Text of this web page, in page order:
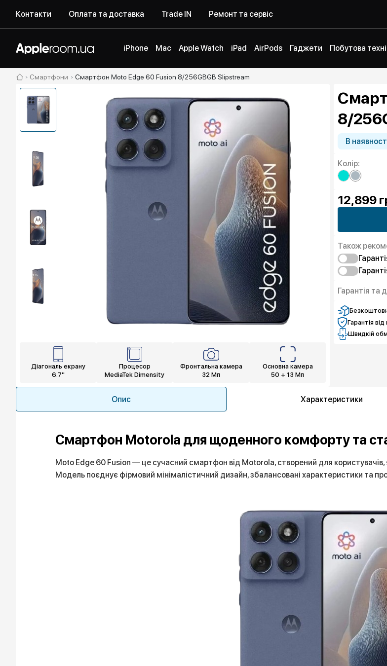
Контакти Оплата та доставка Trade IN Ремонт та сервіс
iPhone Mac Apple Watch iPad AirPods Гаджети Побутова
Смартфони Смартфон Moto Edge 60 Fusion 8/256GBGB Slipstream
Діагональ екрану
6.7"
Процесор
MediaTek Dimensity
Фронтальна камера
32 Мп
Основна камера
50 + 13 Мп
8/
В
Колір:
12,899
Також
Гарантія та
Гарантія
Швидкій
Опис Характеристики
Смартфон Motorola для щоденного комфорту та
Moto Edge 60 Fusion — це сучасний смартфон від Motorola, створений для користувачів,
Модель поєднує фірмовий мінімалістичний дизайн, збалансовані характеристики та